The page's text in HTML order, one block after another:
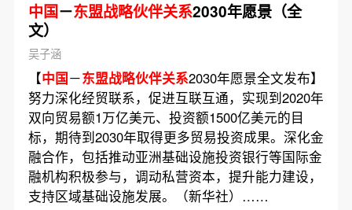
中国－东盟战略伙伴关系2030年愿景（全
文）
吴子涵
【中国－东盟战略伙伴关系2030年愿景全文发布】
努力深化经贸联系，促进互联互通，实现到2020年
双向贸易额1万亿美元、投资额1500亿美元的目
标，期待到2030年取得更多贸易投资成果。深化金
融合作，包括推动亚洲基础设施投资银行等国际金
融机构积极参与，调动私营资本，提升能力建设，
支持区域基础设施发展。（新华社）……